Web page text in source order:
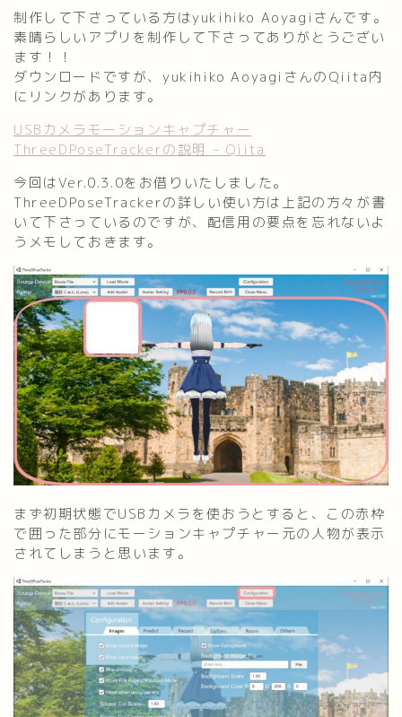
制作して下さっている方はyukihiko Aoyagiさんです。
素晴らしいアプリを制作して下さってありがとうござい
ます！！
ダウンロードですが、yukihiko AoyagiさんのQiita内
にリンクがあります。
USBカメラモーションキャプチャー
ThreeDPoseTrackerの説明 – Qiita
今回はVer.0.3.0をお借りいたしました。
ThreeDPoseTrackerの詳しい使い方は上記の方々が書
いて下さっているのですが、配信用の要点を忘れないよ
うメモしておきます。
まず初期状態でUSBカメラを使おうとすると、この赤枠
で囲った部分にモーションキャプチャー元の人物が表示
されてしまうと思います。